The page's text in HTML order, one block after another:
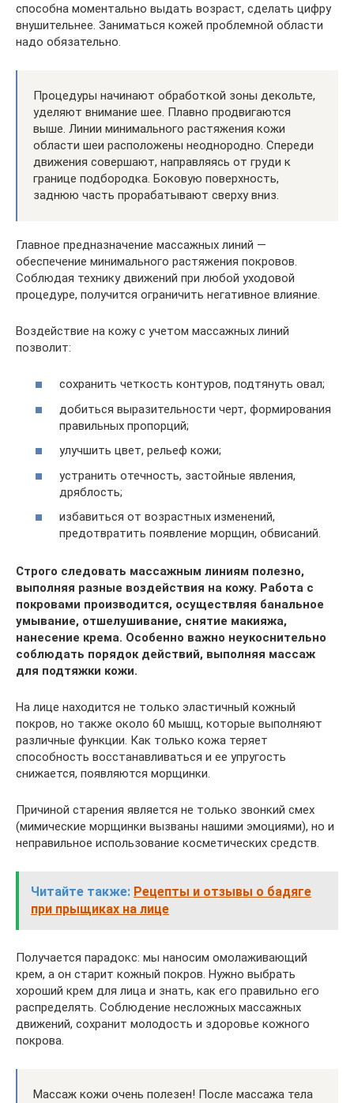
способна моментально выдать возраст, сделать цифру
внушительнее. Заниматься кожей проблемной области
надо обязательно.
Процедуры начинают обработкой зоны декольте,
уделяют внимание шее. Плавно продвигаются
выше. Линии минимального растяжения кожи
области шеи расположены неоднородно. Спереди
движения совершают, направляясь от груди к
границе подбородка. Боковую поверхность,
заднюю часть прорабатывают сверху вниз.
Главное предназначение массажных линий —
обеспечение минимального растяжения покровов.
Соблюдая технику движений при любой уходовой
процедуре, получится ограничить негативное влияние.
Воздействие на кожу с учетом массажных линий
позволит:
сохранить четкость контуров, подтянуть овал;
добиться выразительности черт, формирования
правильных пропорций;
улучшить цвет, рельеф кожи;
устранить отечность, застойные явления,
дряблость;
избавиться от возрастных изменений,
предотвратить появление морщин, обвисаний.
Строго следовать массажным линиям полезно,
выполняя разные воздействия на кожу. Работа с
покровами производится, осуществляя банальное
умывание, отшелушивание, снятие макияжа,
нанесение крема. Особенно важно неукоснительно
соблюдать порядок действий, выполняя массаж
для подтяжки кожи.
На лице находится не только эластичный кожный
покров, но также около 60 мышц, которые выполняют
различные функции. Как только кожа теряет
способность восстанавливаться и ее упругость
снижается, появляются морщинки.
Причиной старения является не только звонкий смех
(мимические морщинки вызваны нашими эмоциями), но и
неправильное использование косметических средств.
Читайте также: Рецепты и отзывы о бадяге
при прыщиках на лице
Получается парадокс: мы наносим омолаживающий
крем, а он старит кожный покров. Нужно выбрать
хороший крем для лица и знать, как его правильно его
распределять. Соблюдение несложных массажных
движений, сохранит молодость и здоровье кожного
покрова.
Массаж кожи очень полезен! После массажа тела